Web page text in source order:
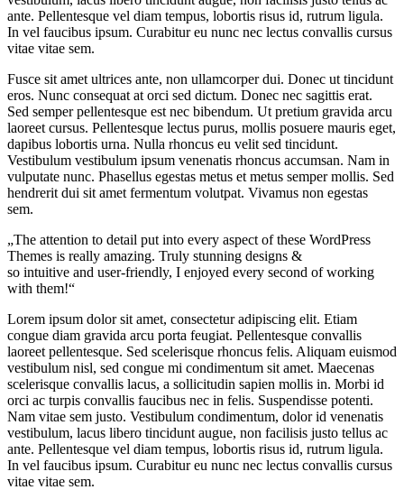
ante. Pellentesque vel diam tempus, lobortis risus id, rutrum ligula.
In vel faucibus ipsum. Curabitur eu nunc nec lectus convallis cursus
vitae vitae sem.
Fusce sit amet ultrices ante, non ullamcorper dui. Donec ut tincidunt
eros. Nunc consequat at orci sed dictum. Donec nec sagittis erat.
Sed semper pellentesque est nec bibendum. Ut pretium gravida arcu
laoreet cursus. Pellentesque lectus purus, mollis posuere mauris eget,
dapibus lobortis urna. Nulla rhoncus eu velit sed tincidunt.
Vestibulum vestibulum ipsum venenatis rhoncus accumsan. Nam in
vulputate nunc. Phasellus egestas metus et metus semper mollis. Sed
hendrerit dui sit amet fermentum volutpat. Vivamus non egestas
sem.
The attention to detail put into every aspect of these WordPress
Themes is really amazing. Truly stunning designs &
so intuitive and user-friendly, I enjoyed every second of working
with them!
Lorem ipsum dolor sit amet, consectetur adipiscing elit. Etiam
congue diam gravida arcu porta feugiat. Pellentesque convallis
laoreet pellentesque. Sed scelerisque rhoncus felis. Aliquam euismod
vestibulum nisl, sed congue mi condimentum sit amet. Maecenas
scelerisque convallis lacus, a sollicitudin sapien mollis in. Morbi id
orci ac turpis convallis faucibus nec in felis. Suspendisse potenti.
Nam vitae sem justo. Vestibulum condimentum, dolor id venenatis
vestibulum, lacus libero tincidunt augue, non facilisis justo tellus ac
ante. Pellentesque vel diam tempus, lobortis risus id, rutrum ligula.
In vel faucibus ipsum. Curabitur eu nunc nec lectus convallis cursus
vitae vitae sem.